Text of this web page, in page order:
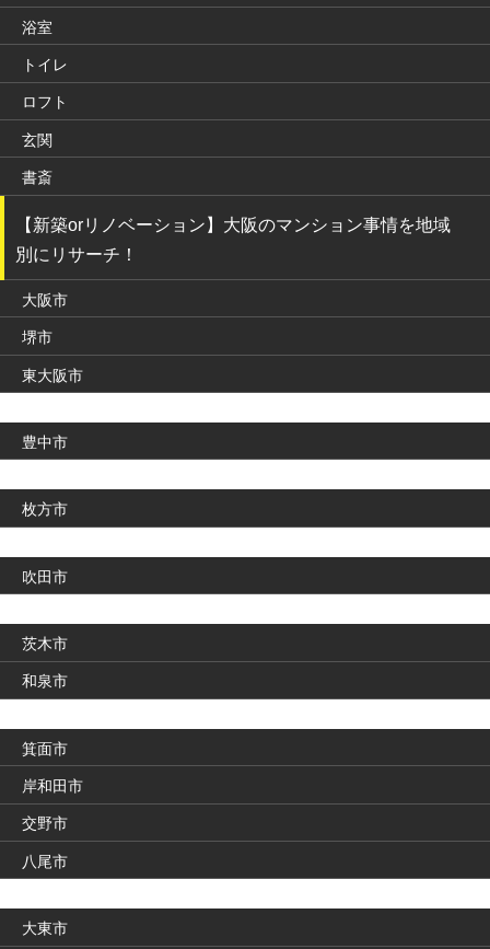
浴室
トイレ
ロフト
玄関
書斎
【新築orリノベーション】大阪のマンション事情を地域
別にリサーチ！
大阪市
堺市
東大阪市
豊中市
枚方市
吹田市
茨木市
和泉市
箕面市
岸和田市
交野市
八尾市
大東市